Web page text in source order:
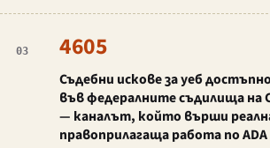
03 4605
Съдебни искове за уеб
във федералните съдилища на
— каналът, който върши
правоприлагаща работа по ADA